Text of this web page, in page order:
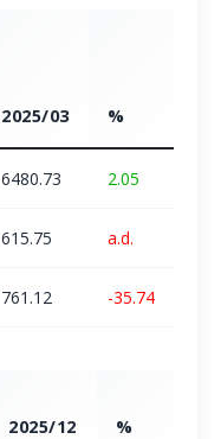
2025/03 %
6480.73 2.05
615.75 a.d.
761.12 -35.74
2025/12 %